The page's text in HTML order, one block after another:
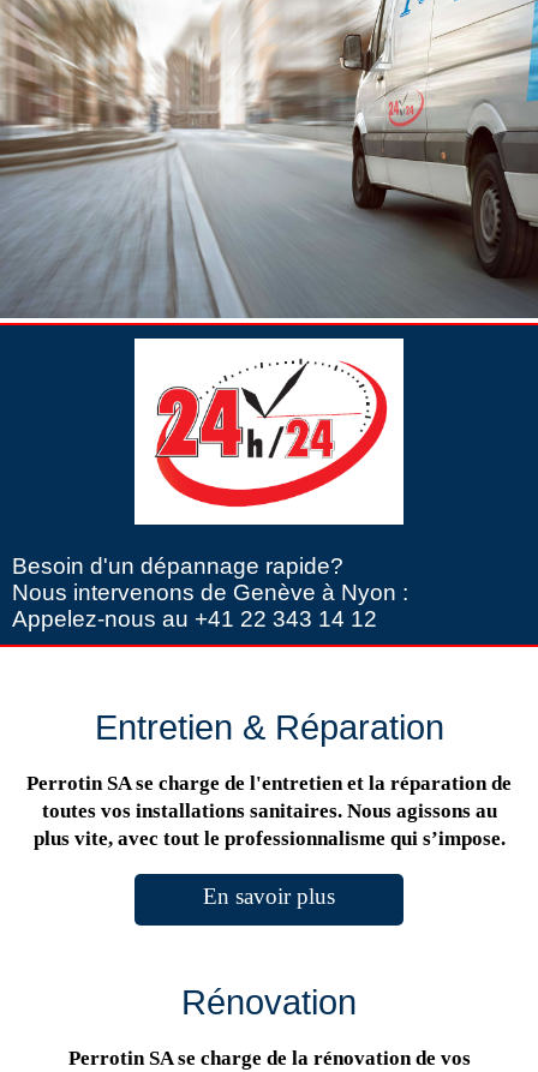
Besoin d'un dépannage rapide?
Nous intervenons de Genève à Nyon :
Appelez-nous au +41 22 343 14 12
Entretien & Réparation
Perrotin SA se charge de l'entretien et la réparation de
toutes vos installations sanitaires. Nous agissons au
plus vite, avec tout le professionnalisme qui s’impose.
En savoir plus
Rénovation
Perrotin SA se charge de la rénovation de vos